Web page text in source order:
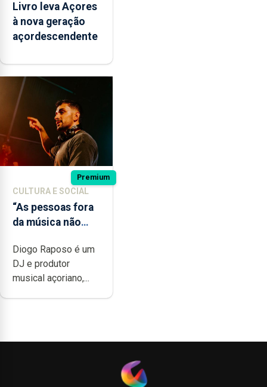
Livro leva Açores
à nova geração
açordescendente
Premium
CULTURA E SOCIAL
“As pessoas fora
da música não
quão difícil é
produzir uma
música”
Diogo Raposo é um
DJ e produtor
musical açoriano,...